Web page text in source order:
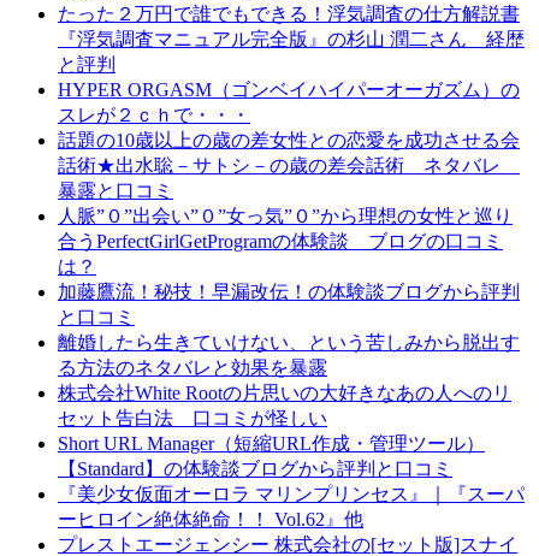
たった２万円で誰でもできる！浮気調査の仕方解説書
『浮気調査マニュアル完全版』の杉山 潤二さん 経歴
と評判
HYPER ORGASM（ゴンベイハイパーオーガズム）の
スレが２ｃｈで・・・
話題の10歳以上の歳の差女性との恋愛を成功させる会
話術★出水聡－サトシ－の歳の差会話術 ネタバレ
暴露と口コミ
人脈”０”出会い”０”女っ気”０”から理想の女性と巡り
合うPerfectGirlGetProgramの体験談 ブログの口コミ
は？
加藤鷹流！秘技！早漏改伝！の体験談ブログから評判
と口コミ
離婚したら生きていけない、という苦しみから脱出す
る方法のネタバレと効果を暴露
株式会社White Rootの片思いの大好きなあの人へのリ
セット告白法 口コミが怪しい
Short URL Manager（短縮URL作成・管理ツール）
【Standard】の体験談ブログから評判と口コミ
『美少女仮面オーロラ マリンプリンセス』｜『スーパ
ーヒロイン絶体絶命！！ Vol.62』他
プレストエージェンシー 株式会社の[セット版]スナイ